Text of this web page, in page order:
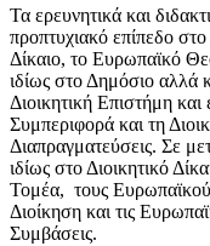
Τα ερευνητικά και
προπτυχιακό επίπεδο στο
Δίκαιο, το Ευρωπαϊκό
ιδίως στο Δημόσιο αλλά
Διοικητική Επιστήμη
Συμπεριφορά και τη
Διαπραγματεύσεις. Σε
ιδίως στο Διοικητικό
Τομέα, τους
Διοίκηση και τις
Συμβάσεις.